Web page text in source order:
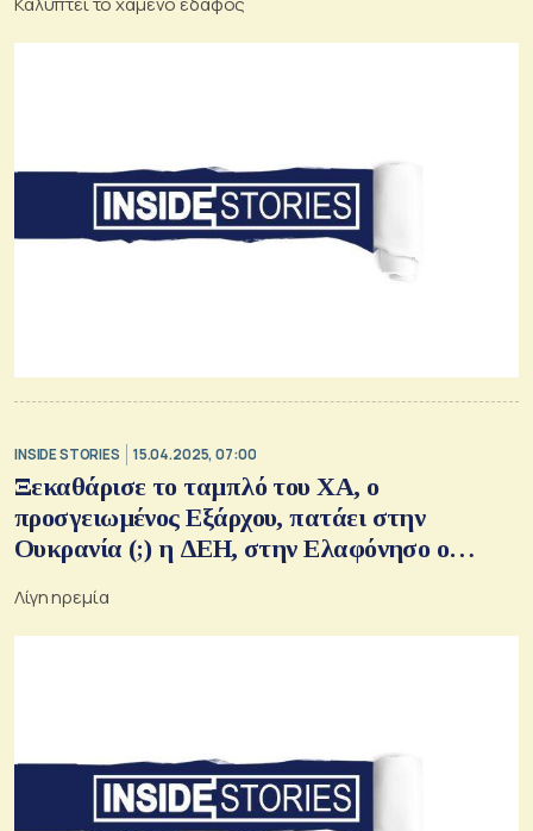
INSIDE STORIES 15.04.2025, 07:00
Ξεκαθάρισε το ταμπλό του ΧΑ, ο
προσγειωμένος Εξάρχου, πατάει στην
Ουκρανία (;) η ΔΕΗ, στην Ελαφόνησο ο
Ντράγκι – Μυτιληναίου
Λίγη ηρεμία